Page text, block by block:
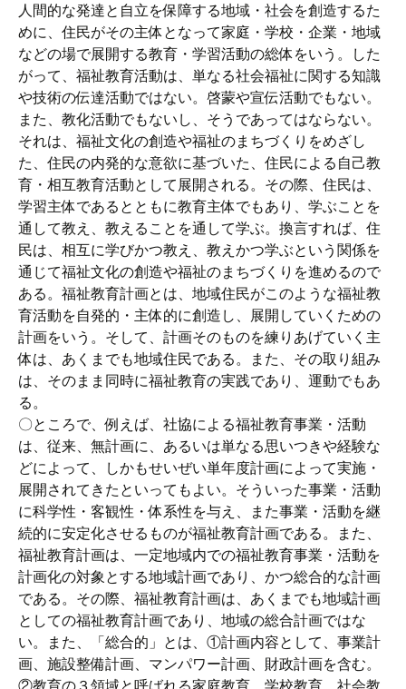
人間的な発達と自立を保障する地域・社会を創造するた
めに、住民がその主体となって家庭・学校・企業・地域
などの場で展開する教育・学習活動の総体をいう。した
がって、福祉教育活動は、単なる社会福祉に関する知識
や技術の伝達活動ではない。啓蒙や宣伝活動でもない。
また、教化活動でもないし、そうであってはならない。
それは、福祉文化の創造や福祉のまちづくりをめざし
た、住民の内発的な意欲に基づいた、住民による自己教
育・相互教育活動として展開される。その際、住民は、
学習主体であるとともに教育主体でもあり、学ぶことを
通して教え、教えることを通して学ぶ。換言すれば、住
民は、相互に学びかつ教え、教えかつ学ぶという関係を
通じて福祉文化の創造や福祉のまちづくりを進めるので
ある。福祉教育計画とは、地域住民がこのような福祉教
育活動を自発的・主体的に創造し、展開していくための
計画をいう。そして、計画そのものを練りあげていく主
体は、あくまでも地域住民である。また、その取り組み
は、そのまま同時に福祉教育の実践であり、運動でもあ
る。
〇ところで、例えば、社協による福祉教育事業・活動
は、従来、無計画に、あるいは単なる思いつきや経験な
どによって、しかもせいぜい単年度計画によって実施・
展開されてきたといってもよい。そういった事業・活動
に科学性・客観性・体系性を与え、また事業・活動を継
続的に安定化させるものが福祉教育計画である。また、
福祉教育計画は、一定地域内での福祉教育事業・活動を
計画化の対象とする地域計画であり、かつ総合的な計画
である。その際、福祉教育計画は、あくまでも地域計画
としての福祉教育計画であり、地域の総合計画ではな
い。また、「総合的」とは、①計画内容として、事業計
画、施設整備計画、マンパワー計画、財政計画を含む。